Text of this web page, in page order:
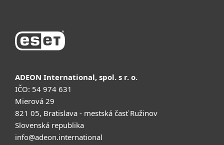
ADEON International, spol. s r. o.
IČO: 54 974 631
Mierová 29
821 05, Bratislava - mestská časť Ružinov
Slovenská republika
info@adeon.international